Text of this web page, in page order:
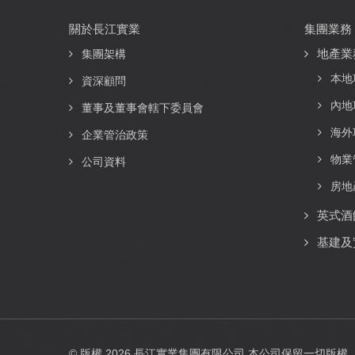
Main
navigation
關於長江實業
集團架構
資深顧問
董事及董事會轄下委員會
企業管治政策
公司資料
集團業務
地產業
本地
內
海外
物業
房
英式
基建